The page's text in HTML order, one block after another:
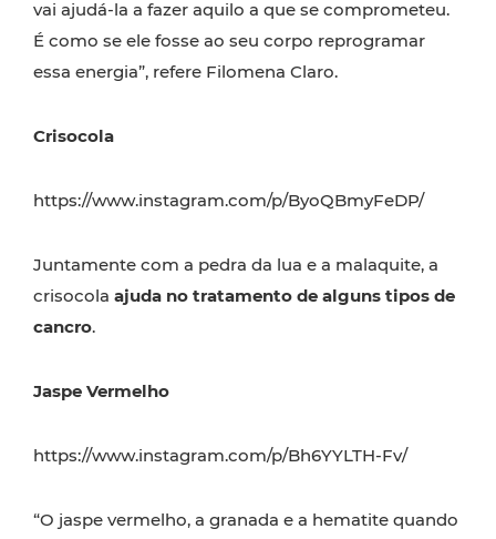
vai ajudá-la a fazer aquilo a que se comprometeu.
É como se ele fosse ao seu corpo reprogramar
essa energia”, refere Filomena Claro.
Crisocola
https://www.instagram.com/p/ByoQBmyFeDP/
Juntamente com a pedra da lua e a malaquite, a
crisocola ajuda no tratamento de alguns tipos de
cancro.
Jaspe Vermelho
https://www.instagram.com/p/Bh6YYLTH-Fv/
“O jaspe vermelho, a granada e a hematite quando